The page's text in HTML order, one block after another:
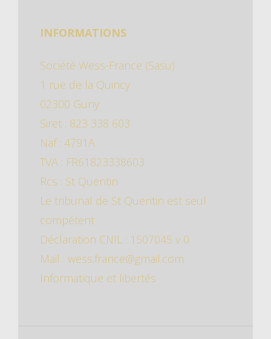
INFORMATIONS
Société Wess-France (Sasu)
1 rue de la Quincy
02300 Guny
Siret : 823 338 603
Naf : 4791A
TVA : FR61823338603
Rcs : St Quentin
Le tribunal de St Quentin est seul
compétent
Déclaration CNIL : 1507045 v 0
Mail : wess.france@gmail.com
Informatique et libertés